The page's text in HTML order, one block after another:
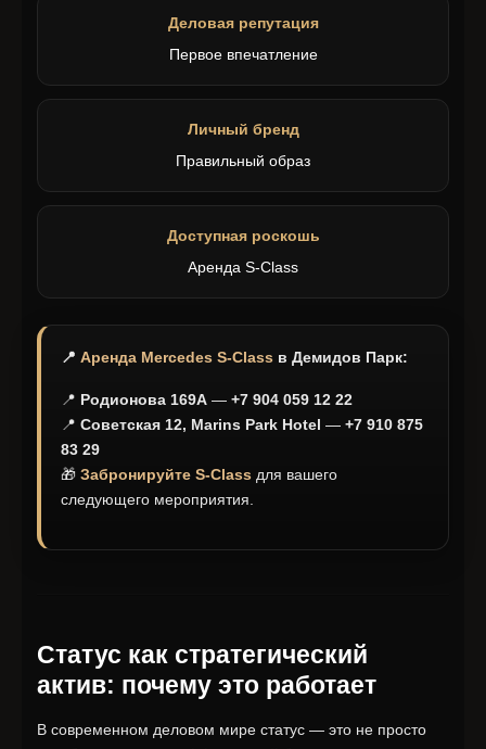
Деловая репутация
Первое впечатление
Личный бренд
Правильный образ
Доступная роскошь
Аренда S-Class
📍 Аренда Mercedes S-Class в Демидов Парк:
📍 Родионова 169А — +7 904 059 12 22
📍 Советская 12, Marins Park Hotel — +7 910 875
83 29
🎁 Забронируйте S-Class для вашего
следующего мероприятия.
Статус как стратегический
актив: почему это работает
В современном деловом мире статус — это не просто